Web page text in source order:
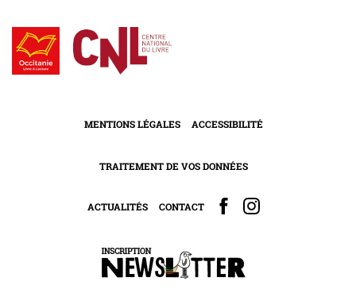
MENTIONS LÉGALES ACCESSIBILITÉ
TRAITEMENT DE VOS DONNÉES
ACTUALITÉS CONTACT